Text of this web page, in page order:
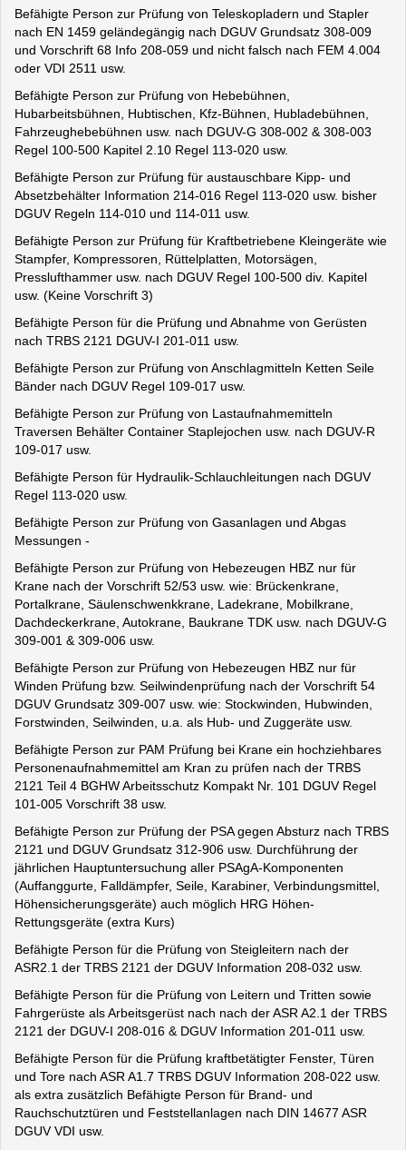
Befähigte Person zur Prüfung von Teleskopladern und Stapler
nach EN 1459 geländegängig nach DGUV Grundsatz 308-009
und Vorschrift 68 Info 208-059 und nicht falsch nach FEM 4.004
oder VDI 2511 usw.
Befähigte Person zur Prüfung von Hebebühnen,
Hubarbeitsbühnen, Hubtischen, Kfz-Bühnen, Hubladebühnen,
Fahrzeughebebühnen usw. nach DGUV-G 308-002 & 308-003
Regel 100-500 Kapitel 2.10 Regel 113-020 usw.
Befähigte Person zur Prüfung für austauschbare Kipp- und
Absetzbehälter Information 214-016 Regel 113-020 usw. bisher
DGUV Regeln 114-010 und 114-011 usw.
Befähigte Person zur Prüfung für Kraftbetriebene Kleingeräte wie
Stampfer, Kompressoren, Rüttelplatten, Motorsägen,
Presslufthammer usw. nach DGUV Regel 100-500 div. Kapitel
usw. (Keine Vorschrift 3)
Befähigte Person für die Prüfung und Abnahme von Gerüsten
nach TRBS 2121 DGUV-I 201-011 usw.
Befähigte Person zur Prüfung von Anschlagmitteln Ketten Seile
Bänder nach DGUV Regel 109-017 usw.
Befähigte Person zur Prüfung von Lastaufnahmemitteln
Traversen Behälter Container Staplejochen usw. nach DGUV-R
109-017 usw.
Befähigte Person für Hydraulik-Schlauchleitungen nach DGUV
Regel 113-020 usw.
Befähigte Person zur Prüfung von Gasanlagen und Abgas
Messungen -
Befähigte Person zur Prüfung von Hebezeugen HBZ nur für
Krane nach der Vorschrift 52/53 usw. wie: Brückenkrane,
Portalkrane, Säulenschwenkkrane, Ladekrane, Mobilkrane,
Dachdeckerkrane, Autokrane, Baukrane TDK usw. nach DGUV-G
309-001 & 309-006 usw.
Befähigte Person zur Prüfung von Hebezeugen HBZ nur für
Winden Prüfung bzw. Seilwindenprüfung nach der Vorschrift 54
DGUV Grundsatz 309-007 usw. wie: Stockwinden, Hubwinden,
Forstwinden, Seilwinden, u.a. als Hub- und Zuggeräte usw.
Befähigte Person zur PAM Prüfung bei Krane ein hochziehbares
Personenaufnahmemittel am Kran zu prüfen nach der TRBS
2121 Teil 4 BGHW Arbeitsschutz Kompakt Nr. 101 DGUV Regel
101-005 Vorschrift 38 usw.
Befähigte Person zur Prüfung der PSA gegen Absturz nach TRBS
2121 und DGUV Grundsatz 312-906 usw. Durchführung der
jährlichen Hauptuntersuchung aller PSAgA-Komponenten
(Auffanggurte, Falldämpfer, Seile, Karabiner, Verbindungsmittel,
Höhensicherungsgeräte) auch möglich HRG Höhen-
Rettungsgeräte (extra Kurs)
Befähigte Person für die Prüfung von Steigleitern nach der
ASR2.1 der TRBS 2121 der DGUV Information 208-032 usw.
Befähigte Person für die Prüfung von Leitern und Tritten sowie
Fahrgerüste als Arbeitsgerüst nach nach der ASR A2.1 der TRBS
2121 der DGUV-I 208-016 & DGUV Information 201-011 usw.
Befähigte Person für die Prüfung kraftbetätigter Fenster, Türen
und Tore nach ASR A1.7 TRBS DGUV Information 208-022 usw.
als extra zusätzlich Befähigte Person für Brand- und
Rauchschutztüren und Feststellanlagen nach DIN 14677 ASR
DGUV VDI usw.